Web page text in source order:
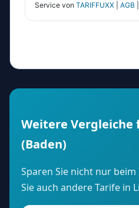
Weitere Vergleiche
(Baden)
Sparen Sie nicht nur
Sie auch andere Tarife in